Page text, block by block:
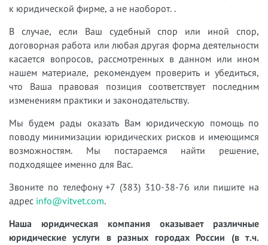
к юридической фирме, а не наоборот. .
В случае, если Ваш судебный спор или иной спор,
договорная работа или любая другая форма деятельности
касается вопросов, рассмотренных в данном или ином
нашем материале, рекомендуем проверить и убедиться,
что Ваша правовая позиция соответствует последним
изменениям практики и законодательству.
Мы будем рады оказать Вам юридическую помощь по
поводу минимизации юридических рисков и имеющимся
возможностям. Мы постараемся найти решение,
подходящее именно для Вас.
Звоните по телефону +7 (383) 310-38-76 или пишите на
адрес info@vitvet.com.
Наша юридическая компания оказывает различные
юридические услуги в разных городах России (в т.ч.